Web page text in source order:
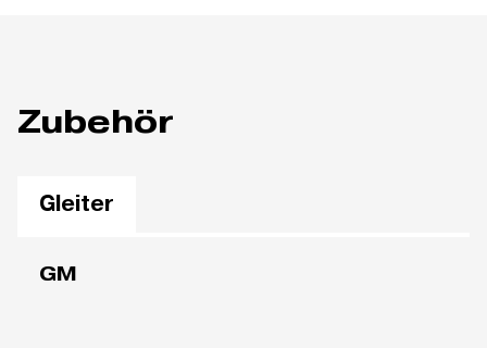
Zubehör
Gleiter
GM